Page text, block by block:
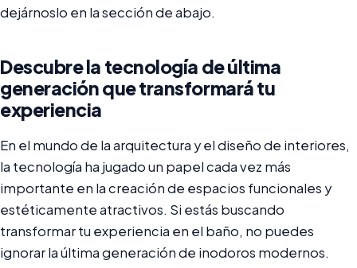
dejárnoslo en la sección de abajo.
Descubre la tecnología de última
generación que transformará tu
experiencia
En el mundo de la arquitectura y el diseño de interiores,
la tecnología ha jugado un papel cada vez más
importante en la creación de espacios funcionales y
estéticamente atractivos. Si estás buscando
transformar tu experiencia en el baño, no puedes
ignorar la última generación de inodoros modernos.